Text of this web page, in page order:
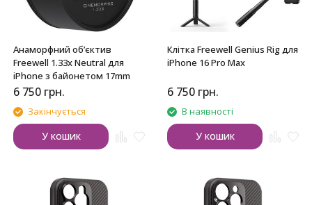
Анаморфний об’єктив
Freewell 1.33x Neutral для
iPhone з байонетом 17mm
6 750 грн.
Закінчується
У кошик
Клітка Freewell Genius Rig для
iPhone 16 Pro Max
6 750 грн.
В наявності
У кошик